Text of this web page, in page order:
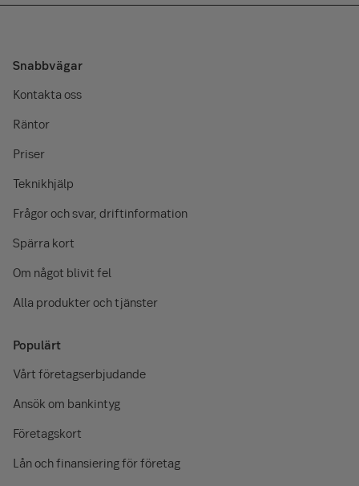
Snabbvägar
Kontakta oss
Räntor
Priser
Teknikhjälp
Frågor och svar, driftinformation
Spärra kort
Om något blivit fel
Alla produkter och tjänster
Populärt
Vårt företagserbjudande
Ansök om bankintyg
Företagskort
Lån och finansiering för företag